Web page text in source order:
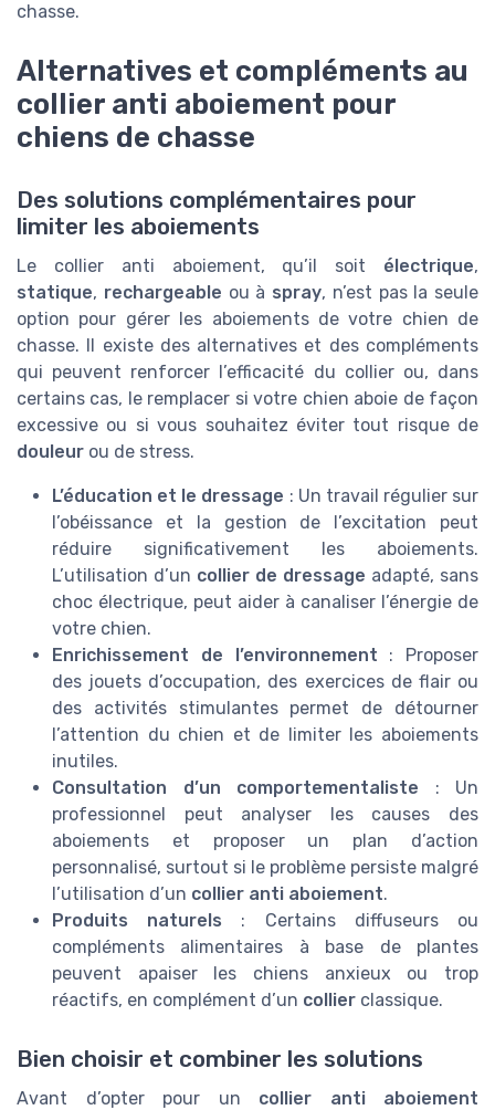
chasse.
Alternatives et compléments au
collier anti aboiement pour
chiens de chasse
Des solutions complémentaires pour
limiter les aboiements
Le collier anti aboiement, qu’il soit électrique,
statique, rechargeable ou à spray, n’est pas la seule
option pour gérer les aboiements de votre chien de
chasse. Il existe des alternatives et des compléments
qui peuvent renforcer l’efficacité du collier ou, dans
certains cas, le remplacer si votre chien aboie de façon
excessive ou si vous souhaitez éviter tout risque de
douleur ou de stress.
L’éducation et le dressage : Un travail régulier sur
l’obéissance et la gestion de l’excitation peut
réduire significativement les aboiements.
L’utilisation d’un collier de dressage adapté, sans
choc électrique, peut aider à canaliser l’énergie de
votre chien.
Enrichissement de l’environnement : Proposer
des jouets d’occupation, des exercices de flair ou
des activités stimulantes permet de détourner
l’attention du chien et de limiter les aboiements
inutiles.
Consultation d’un comportementaliste : Un
professionnel peut analyser les causes des
aboiements et proposer un plan d’action
personnalisé, surtout si le problème persiste malgré
l’utilisation d’un collier anti aboiement.
Produits naturels : Certains diffuseurs ou
compléments alimentaires à base de plantes
peuvent apaiser les chiens anxieux ou trop
réactifs, en complément d’un collier classique.
Bien choisir et combiner les solutions
Avant d’opter pour un collier anti aboiement